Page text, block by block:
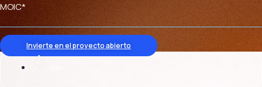
MOIC*
Invierte en el proyecto abierto